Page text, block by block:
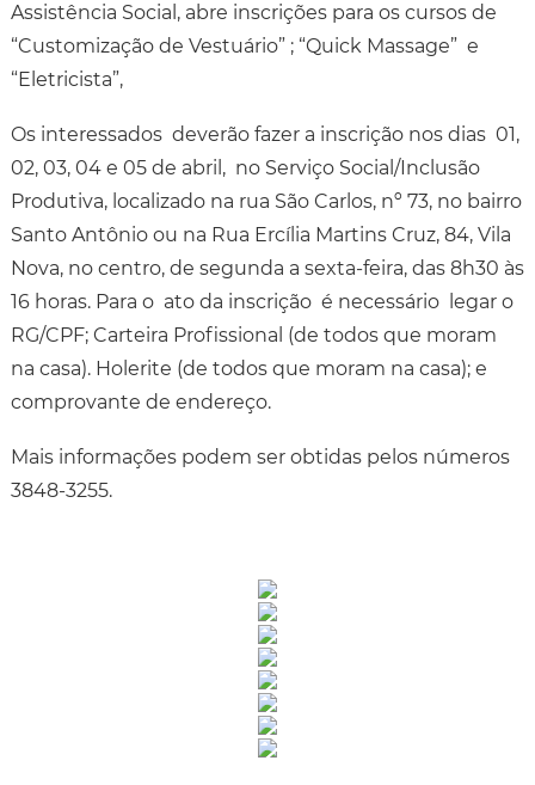
Assistência Social, abre inscrições para os cursos de
“Customização de Vestuário” ; “Quick Massage” e
“Eletricista”,
Os interessados deverão fazer a inscrição nos dias 01,
02, 03, 04 e 05 de abril, no Serviço Social/Inclusão
Produtiva, localizado na rua São Carlos, nº 73, no bairro
Santo Antônio ou na Rua Ercília Martins Cruz, 84, Vila
Nova, no centro, de segunda a sexta-feira, das 8h30 às
16 horas. Para o ato da inscrição é necessário legar o
RG/CPF; Carteira Profissional (de todos que moram
na casa). Holerite (de todos que moram na casa); e
comprovante de endereço.
Mais informações podem ser obtidas pelos números
3848-3255.